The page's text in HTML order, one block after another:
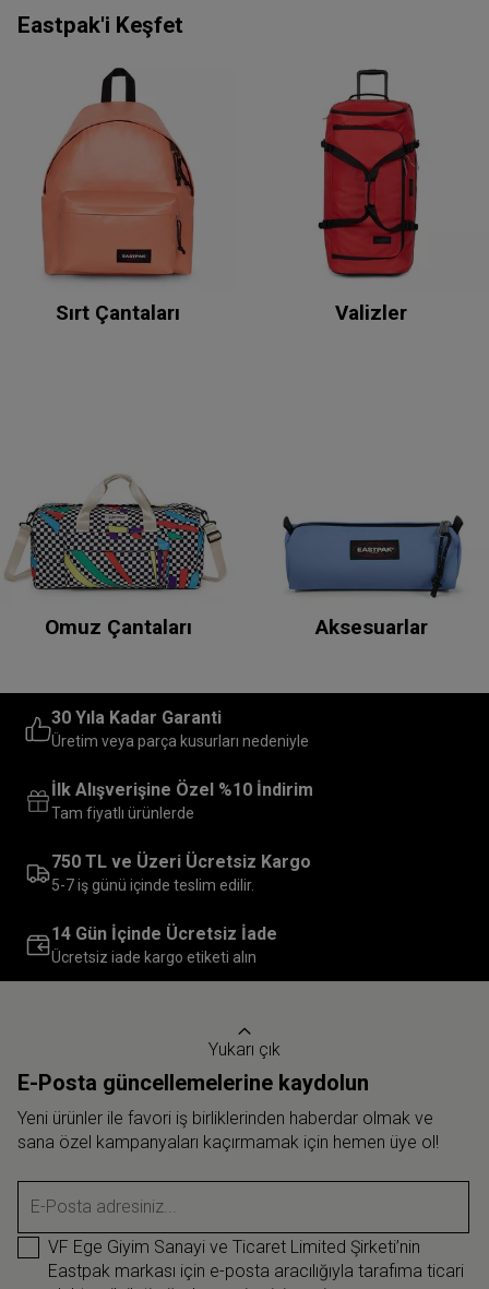
Eastpak'i Keşfet
Sırt Çantaları Valizler
Omuz Çantaları Aksesuarlar
30 Yıla Kadar Garanti
Üretim veya parça kusurları nedeniyle
İlk Alışverişine Özel %10 İndirim
Tam fiyatlı ürünlerde
750 TL ve Üzeri Ücretsiz Kargo
5-7 iş günü içinde teslim edilir.
14 Gün İçinde Ücretsiz İade
Ücretsiz iade kargo etiketi alın
Yukarı çık
E-Posta güncellemelerine kaydolun
Yeni ürünler ile favori iş birliklerinden haberdar olmak ve
sana özel kampanyaları kaçırmamak için hemen üye ol!
E-Posta adresiniz...
VF Ege Giyim Sanayi ve Ticaret Limited Şirketi’nin
Eastpak markası için e-posta aracılığıyla tarafıma ticari